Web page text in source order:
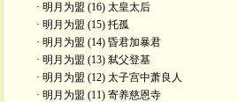
· 明月为盟 (16) 太皇太后
· 明月为盟 (15) 托孤
· 明月为盟 (14) 昏君加暴君
· 明月为盟 (13) 弑父登基
· 明月为盟 (12) 太子宫中萧良人
· 明月为盟 (11) 寄养慈恩寺